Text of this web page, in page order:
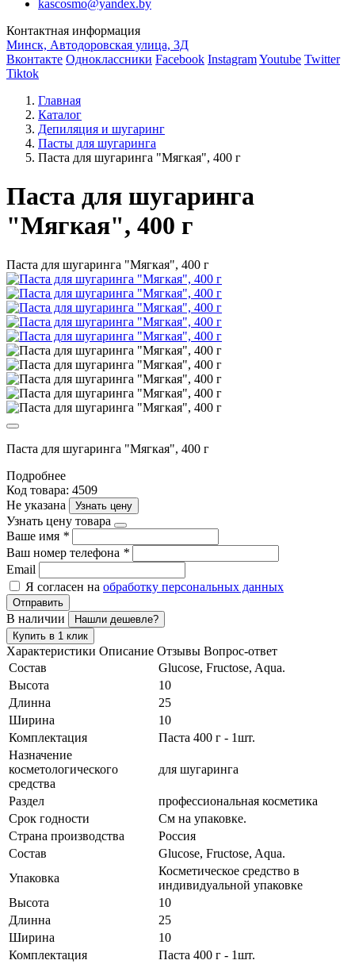
kascosmo@yandex.by
Контактная информация
Минск, Автодоровская улица, 3Д
Вконтакте Одноклассники Facebook InstagramYoutube Twitter
Tiktok
Главная
Каталог
Депиляция и шугаринг
Пасты для шугаринга
Паста для шугаринга "Мягкая", 400 г
Паста для шугаринга
"Мягкая", 400 г
Паста для шугаринга "Мягкая", 400 г
Паста для шугаринга "Мягкая", 400 г
Подробнее
Код товара: 4509
Не указана
Узнать цену
Узнать цену товара
Ваше имя *
Ваш номер телефона *
Email
Я согласен на обработку персональных данных
Отправить
В наличии
Нашли дешевле?
Купить в 1 клик
Характеристики Описание Отзывы Вопрос-ответ
Состав
Glucose, Fructose, Aqua.
Высота
10
Длинна
25
Ширина
10
Комплектация
Паста 400 г - 1шт.
Назначение
косметологического
средства
для шугаринга
Раздел
профессиональная косметика
Срок годности
См на упаковке.
Страна производства
Россия
Состав
Glucose, Fructose, Aqua.
Упаковка
Косметическое средство в
индивидуальной упаковке
Высота
10
Длинна
25
Ширина
10
Комплектация
Паста 400 г - 1шт.